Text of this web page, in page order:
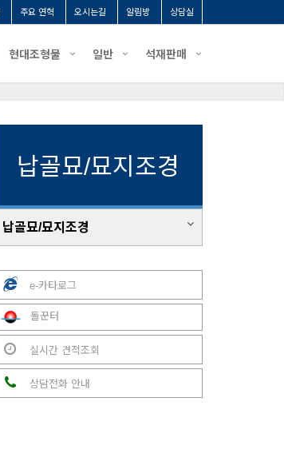
주요 연혁 오시는길 알림방 상담실
현대조형물 일반 석재판매
납골묘/묘지조경
납골묘/묘지조경
e-카타로그
돌꾼터
실시간 견적조회
상담전화 안내